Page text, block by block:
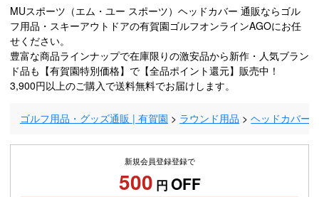
MUスポーツ（エム・ユー スポーツ）ヘッドカバー 通販ならゴル
フ用品・スキーアウトドアの有賀園ゴルフオンラインAGOにお任
せください。
豊富な商品ラインナップで在庫限りの激安品から新作・人気ブラン
ド品も【有賀園特別価格】で【全品ポイント還元】販売中！
3,900円以上のご購入で送料無料でお届けします。
ゴルフ用品・グッズ通販 | 有賀園 ラウンド用品 ヘッドカバー
新規会員登録登録で
500 円 OFF